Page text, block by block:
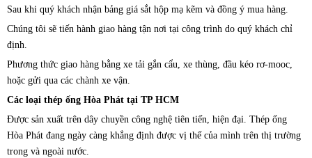
Sau khi quý khách nhận bảng giá sắt hộp mạ kẽm và đồng ý mua hàng.
Chúng tôi sẽ tiến hành giao hàng tận nơi tại công trình do quý khách chỉ
định.
Phương thức giao hàng bằng xe tải gắn cẩu, xe thùng, đầu kéo rơ-mooc,
hoặc gửi qua các chành xe vận.
Các loại thép ống Hòa Phát tại TP HCM
Được sản xuất trên dây chuyền công nghệ tiên tiến, hiện đại. Thép ống
Hòa Phát đang ngày càng khẳng định được vị thế của mình trên thị trường
trong và ngoài nước.